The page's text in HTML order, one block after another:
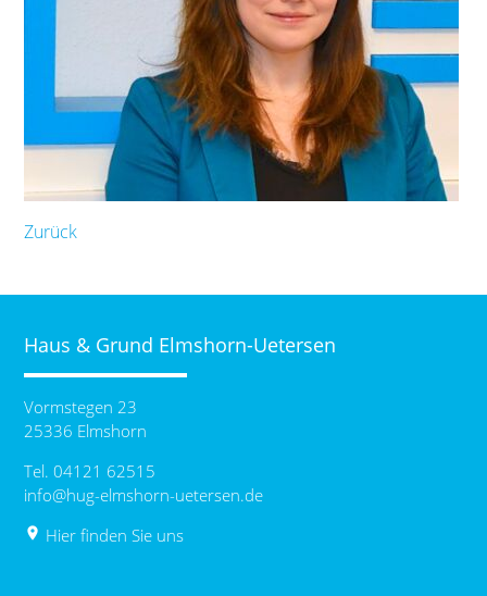
Zurück
Haus & Grund Elmshorn-Uetersen
Vormstegen 23
25336 Elmshorn
Tel. 04121 62515
info@hug-elmshorn-uetersen.de
place Hier finden Sie uns